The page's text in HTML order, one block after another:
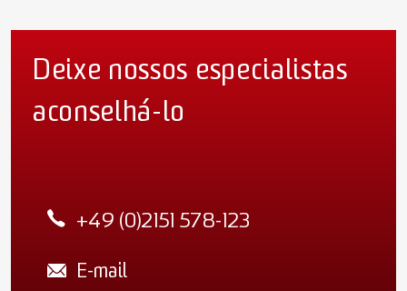
Deixe nossos especialistas
aconselhá-lo
+49 (0)2151 578-123
E-mail